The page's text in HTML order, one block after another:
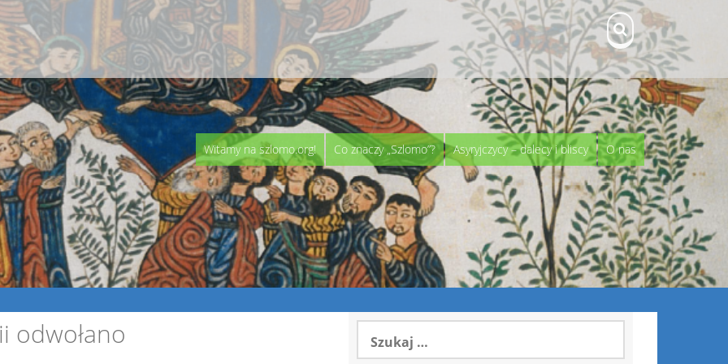
Witamy na szlomo.org! Co znaczy „Szlomo”? Asyryjczycy – dalecy i bliscy O nas
odwołano Szukaj: